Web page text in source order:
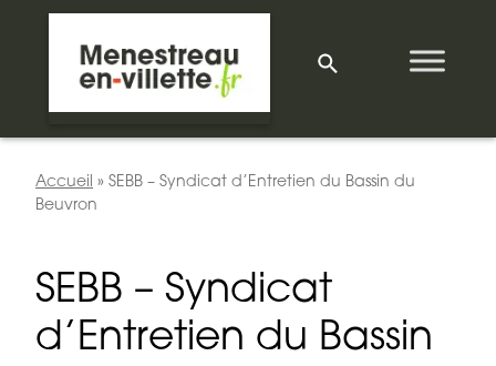
Accueil » SEBB – Syndicat d’Entretien du Bassin du
Beuvron
SEBB – Syndicat
d’Entretien du Bassin